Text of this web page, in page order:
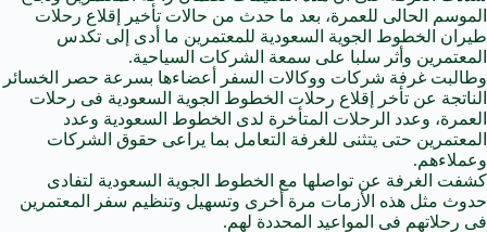
الموسم الحالى للعمرة، بعد ما حدث من حالات تأخير إقلاع رحلات
طيران الخطوط الجوية السعودية للمعتمرين ما أدى إلى تكدس
المعتمرين وأثر سلبا على سمعة الشركات السياحية.
وطالبت غرفة شركات ووكالات السفر أعضاءها بسرعة حصر الخسائر
الناتجة عن تأخر إقلاع رحلات الخطوط الجوية السعودية فى رحلات
العمرة، وعدد الرحلات المتأخرة لدى الخطوط السعودية وعدد
المعتمرين حتى يتثنى للغرفة التعامل بما يراعى حقوق الشركات
وعملاءهم.
كشفت الغرفة عن تواصلها مع الخطوط الجوية السعودية لتفادى
حدوث مثل هذه الأزمات مرة أخرى وتسهيل وتنظيم سفر المعتمرين
فى رحلاتهم فى المواعيد المحددة لهم.